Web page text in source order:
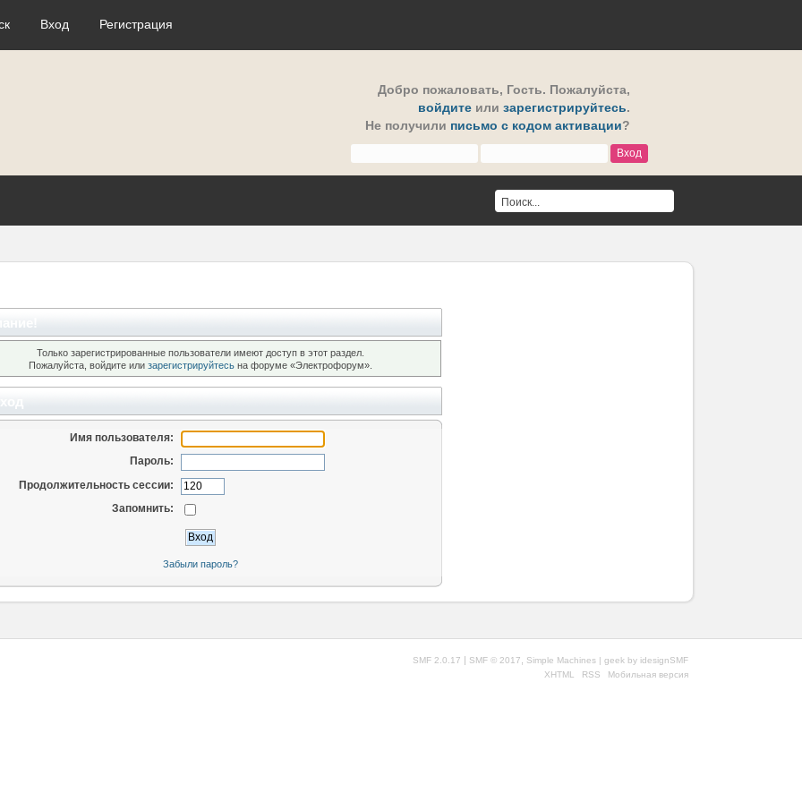
Вход Регистрация
Добро пожаловать, Гость. Пожалуйста,
войдите или зарегистрируйтесь.
Не получили письмо с кодом активации?
Только зарегистрированные пользователи имеют доступ в этот раздел.
Пожалуйста, войдите или зарегистрируйтесь на форуме «Электрофорум».
Имя пользователя:
Пароль:
Продолжительность сессии:
Запомнить:
Забыли пароль?
SMF 2.0.17 | SMF © 2017 Simple Machines | geek by idesignSMF
XHTML
RSS Мобильная версия